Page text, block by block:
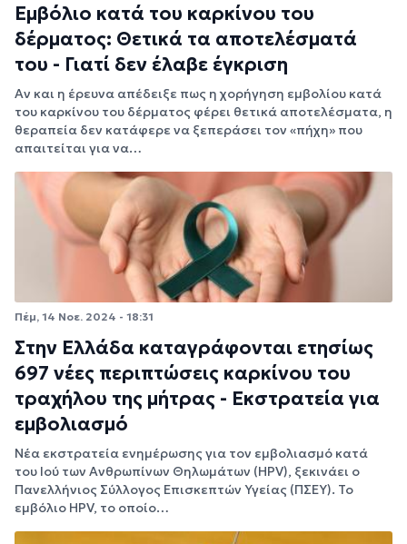
Εμβόλιο κατά του καρκίνου του
δέρματος: Θετικά τα αποτελέσματά
του - Γιατί δεν έλαβε έγκριση
Αν και η έρευνα απέδειξε πως η χορήγηση εμβολίου κατά
του καρκίνου του δέρματος φέρει θετικά αποτελέσματα, η
θεραπεία δεν κατάφερε να ξεπεράσει τον «πήχη» που
απαιτείται για να…
Πέμ, 14 Νοε. 2024 - 18:31
Στην Ελλάδα καταγράφονται ετησίως
697 νέες περιπτώσεις καρκίνου του
τραχήλου της μήτρας - Εκστρατεία για
εμβολιασμό
Νέα εκστρατεία ενημέρωσης για τον εμβολιασμό κατά
του Ιού των Ανθρωπίνων Θηλωμάτων (HPV), ξεκινάει ο
Πανελλήνιος Σύλλογος Επισκεπτών Υγείας (ΠΣΕΥ). Το
εμβόλιο HPV, το οποίο…